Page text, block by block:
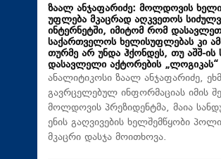
ზაალ ანჯაფარიძე: მოლდოვის
უფლება მკაცრად აღკვეთოს
ინტერნეტში, იმიტომ რომ
საქართველოს ხელისუფლებას კი
თურმე არ უნდა ჰქონდეს, თუ აშშ-ის
დასავლელი აქტორების
ანალიტიკოსი ზაალ ანჯაფარიძე,
გავრცელებულ ინფორმაციას იმის
მოლდოვის პრეზიდენტმა, მაია
ენის გაღვივების ხელშემწყობი
მკაცრი დასჯა მოითხოვა.